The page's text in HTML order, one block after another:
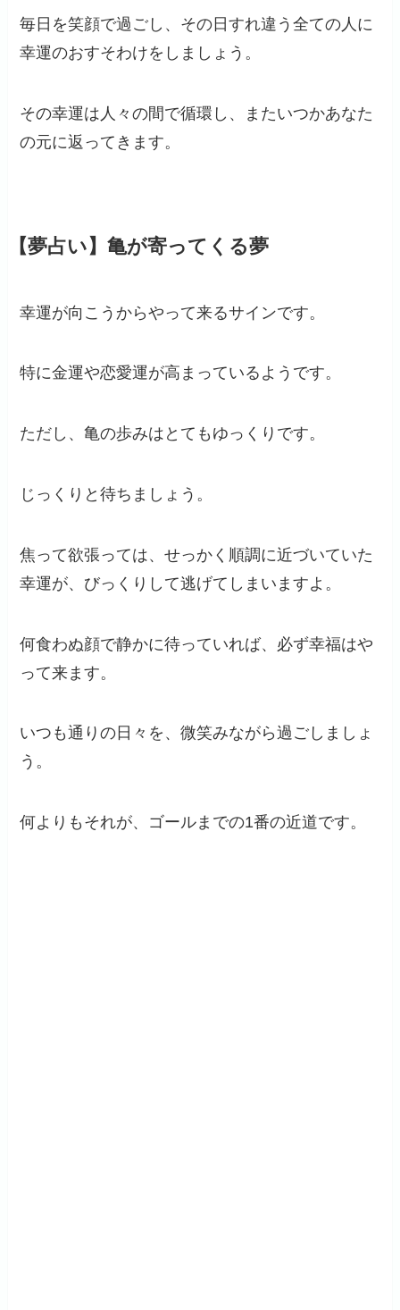
毎日を笑顔で過ごし、その日すれ違う全ての人に
幸運のおすそわけをしましょう。
その幸運は人々の間で循環し、またいつかあなた
の元に返ってきます。
【夢占い】亀が寄ってくる夢
幸運が向こうからやって来るサインです。
特に金運や恋愛運が高まっているようです。
ただし、亀の歩みはとてもゆっくりです。
じっくりと待ちましょう。
焦って欲張っては、せっかく順調に近づいていた
幸運が、びっくりして逃げてしまいますよ。
何食わぬ顔で静かに待っていれば、必ず幸福はや
って来ます。
いつも通りの日々を、微笑みながら過ごしましょ
う。
何よりもそれが、ゴールまでの1番の近道です。